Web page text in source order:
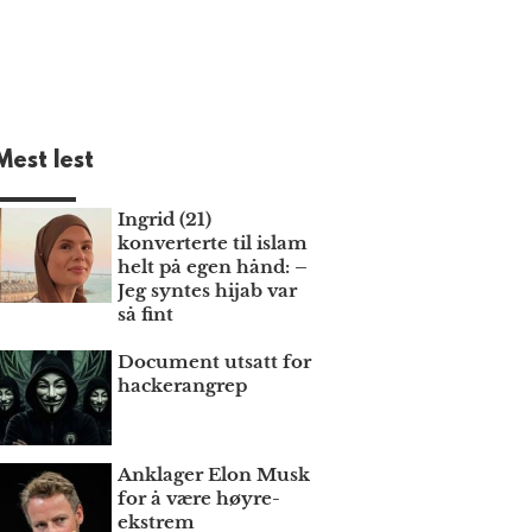
lest
Ingrid (21)
konverterte til islam
helt på egen hånd: –
Jeg syntes hijab var
så fint
Document utsatt for
hackerangrep
Anklager Elon Musk
for å være høyre­
ekstrem